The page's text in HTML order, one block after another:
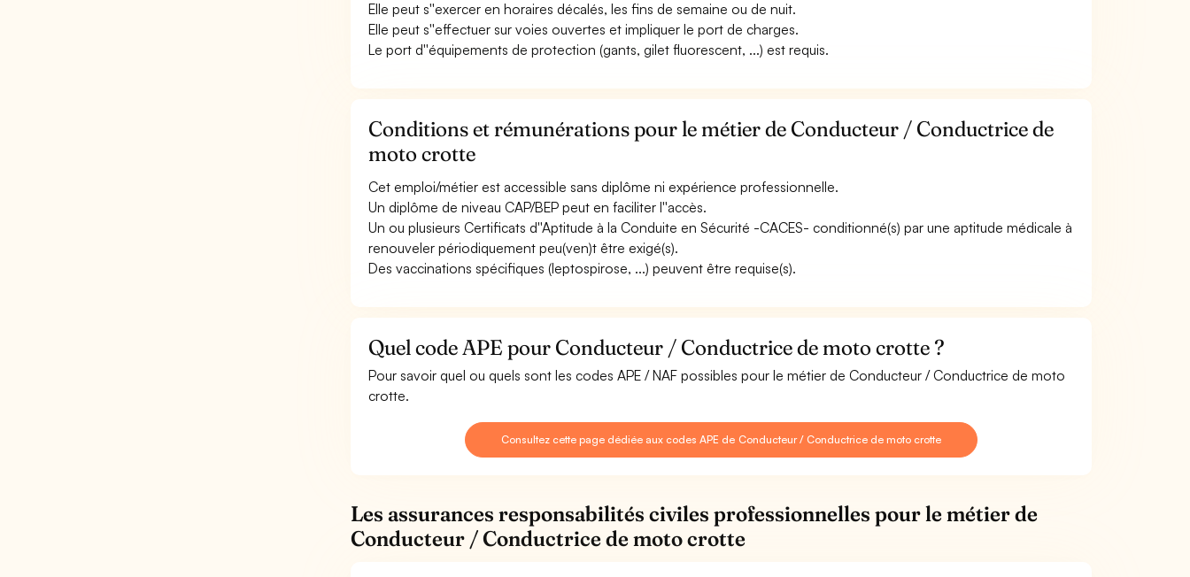
Elle peut s''exercer en horaires décalés, les fins de semaine ou de nuit.
Elle peut s''effectuer sur voies ouvertes et impliquer le port de charges.
Le port d''équipements de protection (gants, gilet fluorescent, ...) est requis.
Conditions et rémunérations pour le métier de Conducteur / Conductrice de
moto crotte
Cet emploi/métier est accessible sans diplôme ni expérience professionnelle.
Un diplôme de niveau CAP/BEP peut en faciliter l''accès.
Un ou plusieurs Certificats d''Aptitude à la Conduite en Sécurité -CACES- conditionné(s) par une aptitude médicale à
renouveler périodiquement peu(ven)t être exigé(s).
Des vaccinations spécifiques (leptospirose, ...) peuvent être requise(s).
Quel code APE pour Conducteur / Conductrice de moto crotte ?
Pour savoir quel ou quels sont les codes APE / NAF possibles pour le métier de Conducteur / Conductrice de moto
crotte.
Consultez cette page dédiée aux codes APE de Conducteur / Conductrice de moto crotte
Les assurances responsabilités civiles professionnelles pour le métier de
Conducteur / Conductrice de moto crotte